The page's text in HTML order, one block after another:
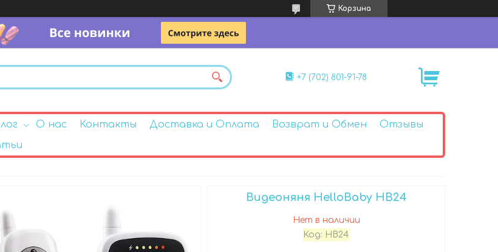
Корзина
+7 (702) 801-91-78
О нас Контакты Доставка и Оплата Возврат и Обмен
Отзывы
Видеоняня HelloBaby HB24
Нет в наличии
Код: HB24